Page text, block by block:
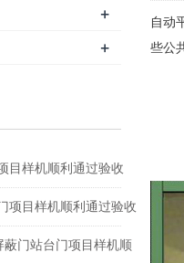
自动
些公
+
+
目样机顺利通过验收
项目样机顺利通过验收
蔽门站台门项目样机顺